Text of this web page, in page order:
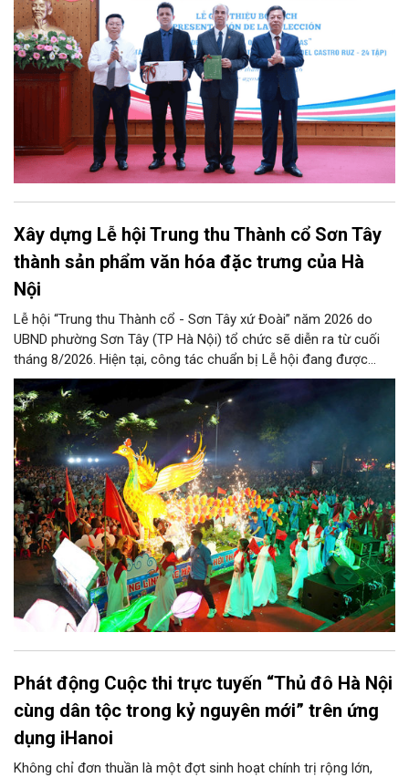
tập bằng tiếng Tây Ban Nha.
Xây dựng Lễ hội Trung thu Thành cổ Sơn Tây
thành sản phẩm văn hóa đặc trưng của Hà
Nội
Lễ hội “Trung thu Thành cổ - Sơn Tây xứ Đoài” năm 2026 do
UBND phường Sơn Tây (TP Hà Nội) tổ chức sẽ diễn ra từ cuối
tháng 8/2026. Hiện tại, công tác chuẩn bị Lễ hội đang được
chính quyền phường Sơn Tây cùng các phòng, ban, ngành, đơn
vị và 25 tổ dân phố khẩn trương triển khai, tạo khí thế sôi nổi,
sẵn sàng mang đến cho Nhân dân và du khách một mùa Trung
thu quy mô, đặc sắc và giàu bản sắc văn hóa xứ Đoài.
Phát động Cuộc thi trực tuyến “Thủ đô Hà Nội
cùng dân tộc trong kỷ nguyên mới” trên ứng
dụng iHanoi
Không chỉ đơn thuần là một đợt sinh hoạt chính trị rộng lớn,